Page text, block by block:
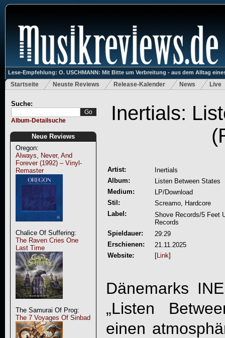
Lese-Empfehlung: O. USCHMANN: Mit Bitte um Verbreitung - aus dem Alltag
Startseite Neuste Reviews Release-Kalender News Live
Suche:
Album-Detailsuche
Neue Reviews
Oregon:
Always, Never, And
Forever (1992) – Vinyl-
Remaster
Chalice Of Suffering:
The Raven Cries One
Last Time
The Samurai Of Prog:
The 7 Voyages Of Sinbad
Inertials:
Artist:
Inertials
Album:
Listen Between States
Medium:
LP/Download
Stil:
Screamo, Hardcore
Label:
Shove Records/5 Feet
Records
Spieldauer:
29:29
Erschienen:
21.11.2025
Website:
[Link]
Dänemarks
„Listen
einen